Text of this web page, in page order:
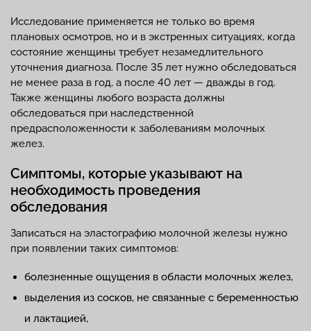
Исследование применяется не только во время
плановых осмотров, но и в экстренных ситуациях, когда
состояние женщины требует незамедлительного
уточнения диагноза. После 35 лет нужно обследоваться
не менее раза в год, а после 40 лет — дважды в год.
Также женщины любого возраста должны
обследоваться при наследственной
предрасположенности к заболеваниям молочных
желез.
Симптомы, которые указывают на
необходимость проведения
обследования
Записаться на эластографию молочной железы нужно
при появлении таких симптомов:
болезненные ощущения в области молочных желез,
выделения из сосков, не связанные с беременностью
и лактацией,